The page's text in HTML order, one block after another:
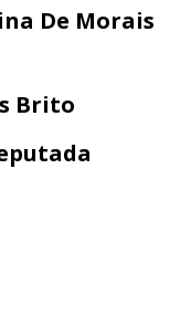
De Morais
Brito